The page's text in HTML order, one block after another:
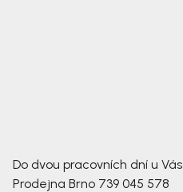
Do dvou pracovních dní u Vás
Prodejna Brno 739 045 578